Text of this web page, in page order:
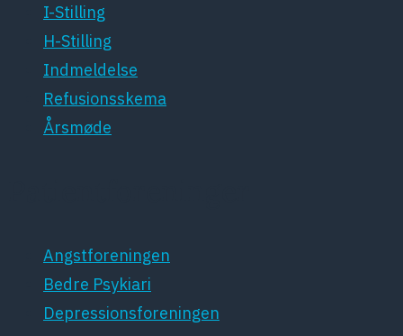
I-Stilling
H-Stilling
Indmeldelse
Refusionsskema
Årsmøde
Angstforeningen
Bedre Psykiari
Depressionsforeningen